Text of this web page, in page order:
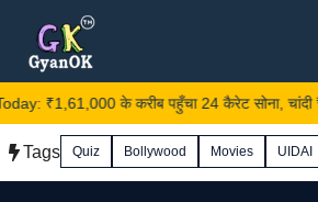
content
₹1,61,000 के करीब पहुँचा 24 कैरेट सोना, चांदी
Tags Quiz Bollywood Movies UIDAI